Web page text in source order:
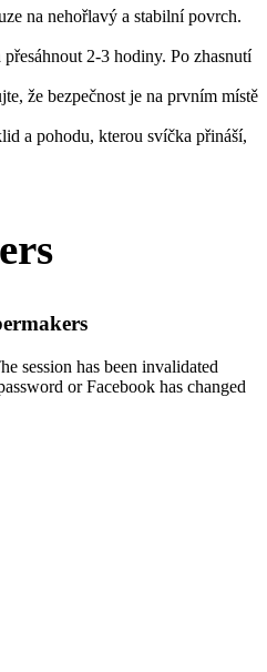
na nehořlavý a stabilní povrch.
2-3 hodiny. Po zhasnutí
že bezpečnost je na prvním místě
a pohodu, kterou svíčka přináší,
session has been invalidated
or Facebook has changed